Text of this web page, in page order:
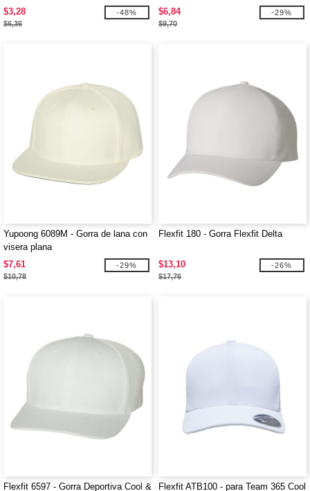
$3,28
$6,36
-48%
$6,84
$9,70
-29%
Yupoong 6089M - Gorra de lana con
visera plana
$7,61
$10,78
-29%
Flexfit 180 - Gorra Flexfit Delta
$13,10
$17,76
-26%
Flexfit 6597 - Gorra Deportiva Cool & Flexfit ATB100 - para Team 365 Cool